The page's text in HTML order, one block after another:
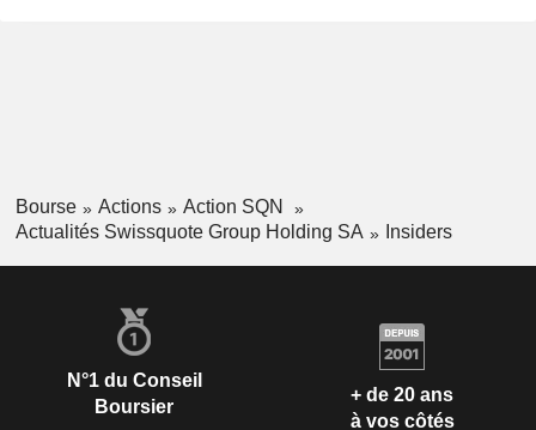
Bourse Actions
Action SQN
Actualités Swissquote Group Holding SA
Insiders
N°1 du Conseil
Boursier
+ de 20 ans
à vos côtés